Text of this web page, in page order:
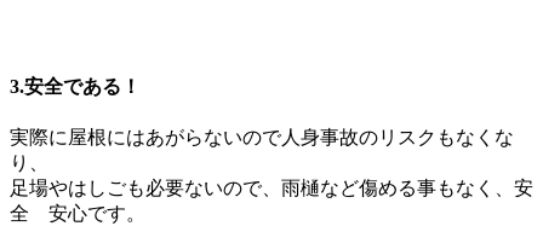
3.安全である！
実際に屋根にはあがらないので人身事故のリスクもなくな
り、
足場やはしごも必要ないので、雨樋など傷める事もなく、安
全 安心です。